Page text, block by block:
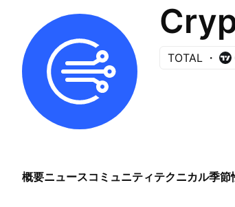
TOTAL
概要ニュースコミュニティテクニカル季節